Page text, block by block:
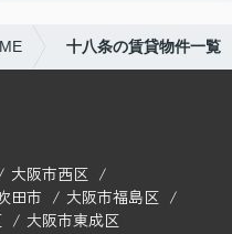
十八条の賃貸物件一覧
大阪市西区
田市
大阪市福島区
大阪市東成区